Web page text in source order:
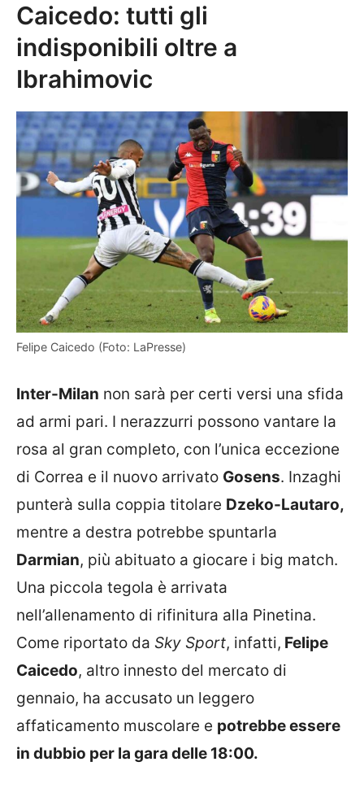
Caicedo: tutti gli
indisponibili oltre a
Ibrahimovic
Felipe Caicedo (Foto: LaPresse)
Inter-Milan non sarà per certi versi una sfida
ad armi pari. I nerazzurri possono vantare la
rosa al gran completo, con l’unica eccezione
di Correa e il nuovo arrivato Gosens. Inzaghi
punterà sulla coppia titolare Dzeko-Lautaro,
mentre a destra potrebbe spuntarla
Darmian, più abituato a giocare i big match.
Una piccola tegola è arrivata
nell’allenamento di rifinitura alla Pinetina.
Come riportato da Sky Sport, infatti, Felipe
Caicedo, altro innesto del mercato di
gennaio, ha accusato un leggero
affaticamento muscolare e potrebbe essere
in dubbio per la gara delle 18:00.